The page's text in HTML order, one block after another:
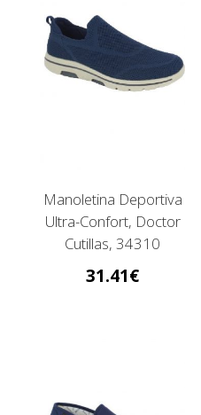
Manoletina Deportiva
Ultra-Confort, Doctor
Cutillas, 34310
31.41